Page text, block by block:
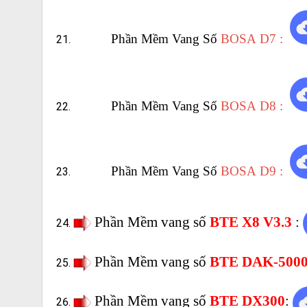
Phần Mềm Vang Số BOSA D7 :
Phần Mềm Vang Số BOSA D8 :
Phần Mềm Vang Số BOSA D9 :
Phần Mềm vang số BTE X8 V3.3 :
Phần Mềm vang số BTE DAK-
Phần Mềm vang số BTE DX300: